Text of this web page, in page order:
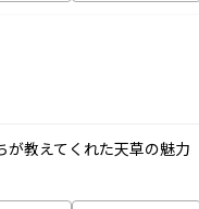
教えてくれた天草の魅力